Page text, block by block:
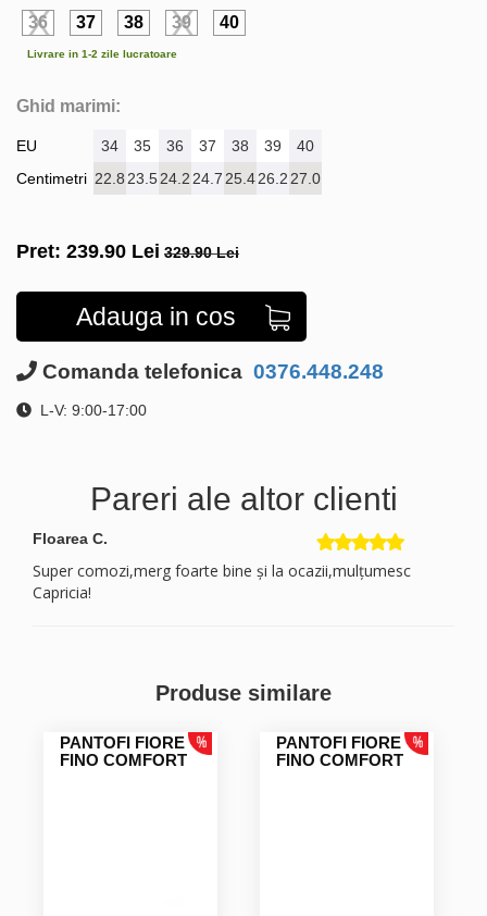
36 37 38 39 40
Livrare in 1-2 zile lucratoare
Ghid marimi:
EU
Centimetri
34 35 36 37 38 39
40
22.8 23.524.2 24.7 25.426.2 27.0
Pret: 239.90 Lei 329.90 Lei
Adauga in cos
Comanda telefonica 0376.448.248
L-V: 9:00-17:00
Pareri ale altor clienti
Floarea C.
Super comozi,merg foarte bine și la ocazii,mulțumesc
Capricia!
Produse similare
PANTOFI FIORE
FINO COMFORT
PANTOFI FIORE
FINO COMFORT